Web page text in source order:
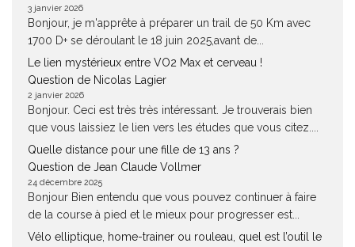
3 janvier 2026
Bonjour, je m'apprête à préparer un trail de 50 Km avec
1700 D+ se déroulant le 18 juin 2025,avant de...
Le lien mystérieux entre VO2 Max et cerveau !
Question de Nicolas Lagier
2 janvier 2026
Bonjour. Ceci est très très intéressant. Je trouverais bien
que vous laissiez le lien vers les études que vous citez....
Quelle distance pour une fille de 13 ans ?
Question de Jean Claude Vollmer
24 décembre 2025
Bonjour Bien entendu que vous pouvez continuer à faire
de la course à pied et le mieux pour progresser est...
Vélo elliptique, home-trainer ou rouleau, quel est l’outil le